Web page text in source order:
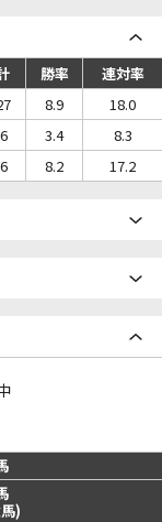
勝率
連対率
8.9
18.0
3.4
8.3
8.2 17.2
)